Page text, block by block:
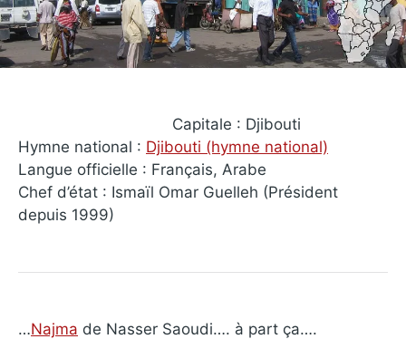
Capitale : Djibouti
Hymne national : Djibouti (hymne national)
Langue officielle : Français, Arabe
Chef d’état : Ismaïl Omar Guelleh (Président
depuis 1999)
…Najma de Nasser Saoudi…. à part ça….